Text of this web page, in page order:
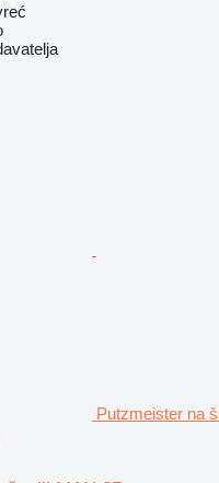
Putzmeister na